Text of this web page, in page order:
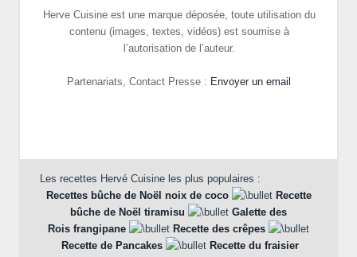
Herve Cuisine est une marque déposée, toute utilisation du
contenu (images, textes, vidéos) est soumise à
l’autorisation de l’auteur.
Partenariats, Contact Presse : Envoyer un email
Les recettes Hervé Cuisine les plus populaires :
Recettes bûche de Noël noix de coco
Recette
bûche de Noël tiramisu
Galette des
Rois frangipane
Recette des crêpes
Recette de Pancakes
Recette du fraisier